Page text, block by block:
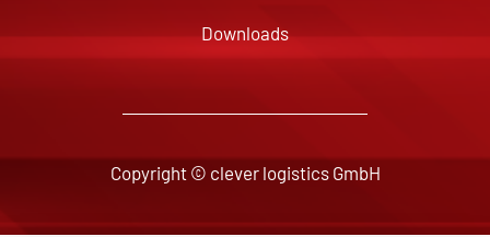
Downloads
Copyright © clever logistics GmbH